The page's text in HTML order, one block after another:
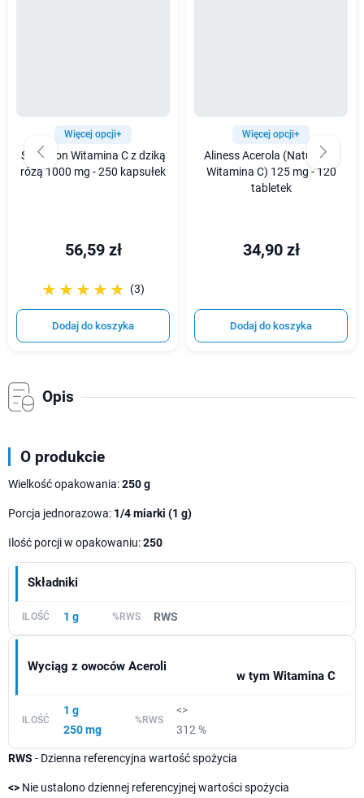
Więcej opcji+
Swanson Witamina C z dziką
różą 1000 mg - 250 kapsułek
56,59 zł
☆☆☆☆☆
★★★★★ (3)
Dodaj do koszyka
Więcej opcji+
Aliness Acerola (Naturalna
Witamina C) 125 mg - 120
tabletek
34,90 zł
Dodaj do koszyka
Opis
O produkcie
Wielkość opakowania:250 g
Porcja jednorazowa: 1/4 miarki (1 g)
Ilość porcji w opakowaniu:250
Składniki
1 g RWS
Wyciąg z owoców Aceroli
w tym Witamina C
1 g
250 mg
<>
312 %
RWS - Dzienna referencyjna wartość spożycia
<> Nie ustalono dziennej referencyjnej wartości spożycia